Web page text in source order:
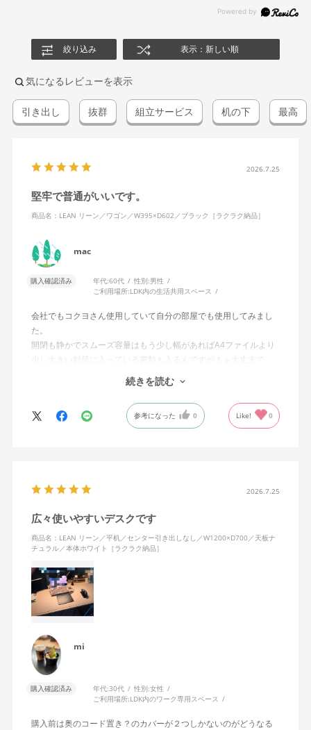
絞り込み 表示：新しい順
気になるレビューを表示
引き出し 抜群 組立サービス 机の下 最高
2026.7.25
堅牢で普通がいいです。
商品名：LEAN リーン／ワゴン／W395×D602／ブラック［ラクラク納品］
mac
購入確認済み 年代:60代 性別:男性
ご利用場所:LDK内の生活共用スペース
会社でもコクヨさん使用していて自分の部屋でも使用してみまし
た。
開閉も静かでスムーズ容量はもう少し幅があればA4ファイルより
少し大きい封筒に入っている書類も入るんですがまぁ大丈夫で
す。経年仕様に耐えることは実証済みなのです すっこし高いで
すがコストパフォーマンスには優れていると思います。
続きを読む
参考になった 0 Like! 0
2026.7.25
広々使いやすいデスクです
商品名：LEAN リーン／平机／センター引き出しなし／W1200×D700／天板ナ
チュラル／本体ホワイト［ラクラク納品］
mi
購入確認済み 年代:30代 性別:女性
ご利用場所:LDK内のワーク専用スペース
購入前は奥のコード置き？のカバーが２つしかないのがどうなる